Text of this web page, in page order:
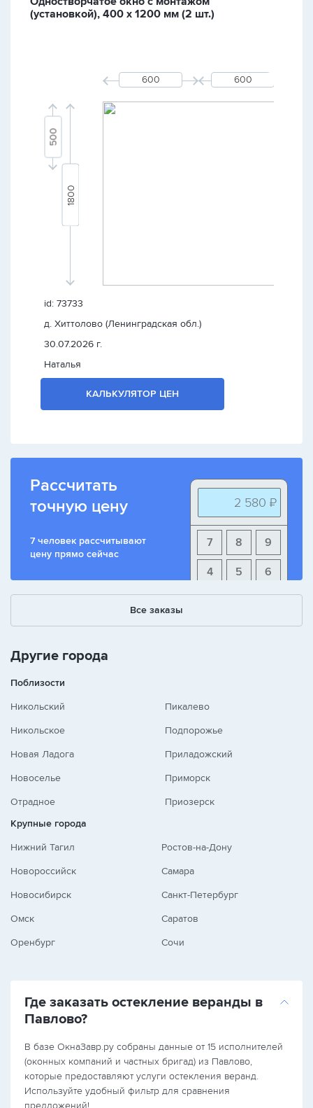
(установкой), 400 х 1200 мм (2 шт.)
id: 73733
д. Хиттолово (Ленинградская обл.)
30.07.2026 г.
Наталья
КАЛЬКУЛЯТОР ЦЕН
Рассчитать
точную цену
7 человек рассчитывают
цену прямо сейчас
2 580 ₽
9
8
7
6
5
4
+ - /
Все заказы
Другие города
Поблизости
Никольский
Никольское
Новая Ладога
Новоселье
Отрадное
Пикалево
Подпорожье
Приладожский
Приморск
Приозерск
Крупные города
Нижний Тагил
Новороссийск
Новосибирск
Омск
Оренбург
Ростов-на-Дону
Самара
Санкт-Петербург
Саратов
Сочи
Где заказать остекление веранды в
Павлово?
В базе ОкнаЗавр.ру собраны данные от 15 исполнителей
(оконных компаний и частных бригад) из Павлово,
которые предоставляют услуги остекления веранд.
Используйте удобный фильтр для сравнения
предложений!